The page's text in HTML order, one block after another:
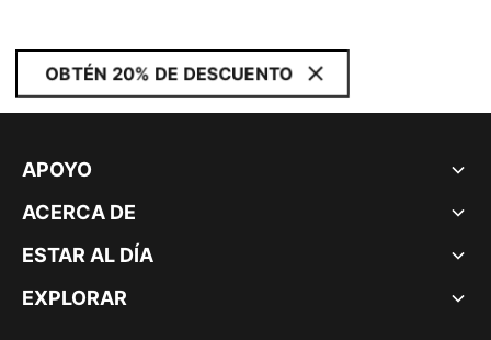
OBTÉN 20% DE DESCUENTO
APOYO
ACERCA DE
ESTAR AL DÍA
EXPLORAR